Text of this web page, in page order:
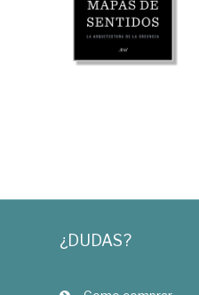
¿DUDAS?